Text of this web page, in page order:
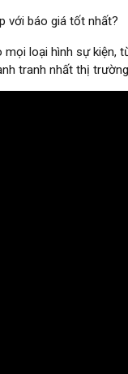
với báo giá tốt nhất?
loại hình sự kiện,
tranh nhất thị trường.